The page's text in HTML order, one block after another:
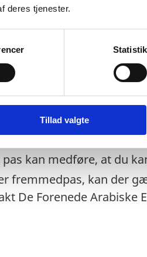
deres tjenester.
Statistik
Tillad valgte
ikke ved indrejse.
anerkendes kun ved
dokumentere, at det
nødpas.
på rejsen
ambassade.
kan medføre, at du
fremmedpas, kan der
De Forenede Arabiske